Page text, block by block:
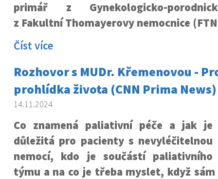
primář z Gynekologicko-
z Fakultní Thomayerovy nemocnice
Číst více
Rozhovor s MUDr. Křemenovou -
prohlídka života (CNN Prima News)
14.11.2024
Co znamená paliativní péče a jak je
důležitá pro pacienty s nevyléčitelnou
nemocí, kdo je součástí paliativního
týmu a na co je třeba myslet, když